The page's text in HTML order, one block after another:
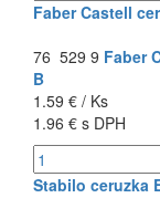
Faber Castell
76 529 9 Faber
B
1.59 € / Ks
1.96 € s DPH
Stabilo ceruzka